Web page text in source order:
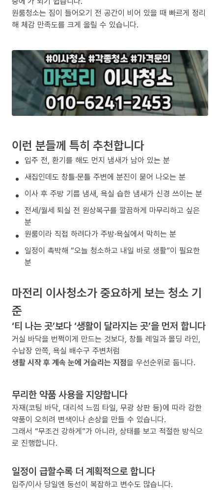
원룸청소는 짐이 들어오기 전 공간이 비어 있을 때 빠르게 정리
해 체감 만족도를 크게 올릴 수 있습니다.
이런 분들께 특히 추천합니다
입주 전, 환기를 해도 먼지 냄새가 남아 있는 분
새집인데도 창틀·문틀 주변에 분진이 묻어 나오는 분
이사 후 주방 기름 냄새, 욕실 습한 냄새가 신경 쓰이는 분
전세/월세 퇴실 전 원상복구를 깔끔하게 마무리하고 싶은
분
원룸이라 직접 하려다가 주방·욕실에서 막히는 분
일정이 촉박해 “오늘 청소하고 내일 바로 생활”이 필요한
분
마전리 이사청소가 중요하게 보는 청소 기
준
‘티 나는 곳’보다 ‘생활이 달라지는 곳’을 먼저 합니다
거실 바닥을 번쩍이게 만드는 것보다, 창틀 레일과 몰딩 라인,
수납장 안쪽, 욕실 배수구 주변처럼
생활 시작 후 계속 눈에 거슬리는 지점을 우선순위로 둡니다.
무리한 약품 사용을 지양합니다
자재(코팅 바닥, 대리석 느낌 타일, 무광 상판 등)에 따라 강한
약품이 오히려 변색이나 손상을 만들 수 있습니다.
그래서 “무조건 강하게”가 아니라, 상태를 보고 적절한 방식으
로 진행합니다.
일정이 급할수록 더 계획적으로 합니다
입주/이사 당일엔 동선이 복잡하고 변수도 많습니다.